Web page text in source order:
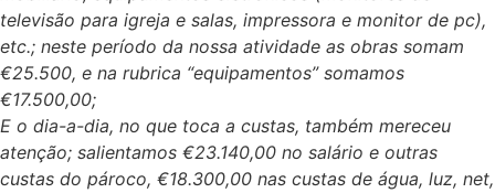
televisão para igreja e salas, impressora e monitor de pc),
etc.; neste período da nossa atividade as obras somam
€25.500, e na rubrica “equipamentos” somamos
€17.500,00;
E o dia-a-dia, no que toca a custas, também mereceu
atenção; salientamos €23.140,00 no salário e outras
custas do pároco, €18.300,00 nas custas de água, luz, net,